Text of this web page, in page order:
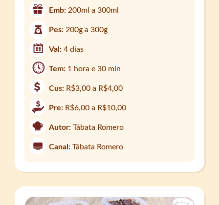
Emb:200ml a 300ml
Pes:200g a 300g
Val:4 dias
Tem: 1 hora e 30 min
Cus: R$3,00 a R$4,00
Pre: R$6,00 a R$10,00
Autor: Tábata Romero
Canal: Tábata Romero